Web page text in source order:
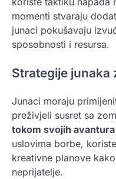
momenti stvaraju
junaci pokušavaju
sposobnosti i resursa.
Strategije junaka
Junaci moraju
preživjeli susret sa
tokom svojih avantura
uslovima borbe,
kreativne planove
neprijatelje.